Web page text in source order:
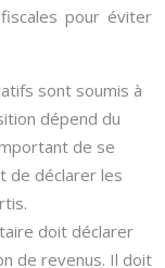
pour éviter
sont soumis à
dépend du
de se
de déclarer les
doit déclarer
de revenus. Il doit